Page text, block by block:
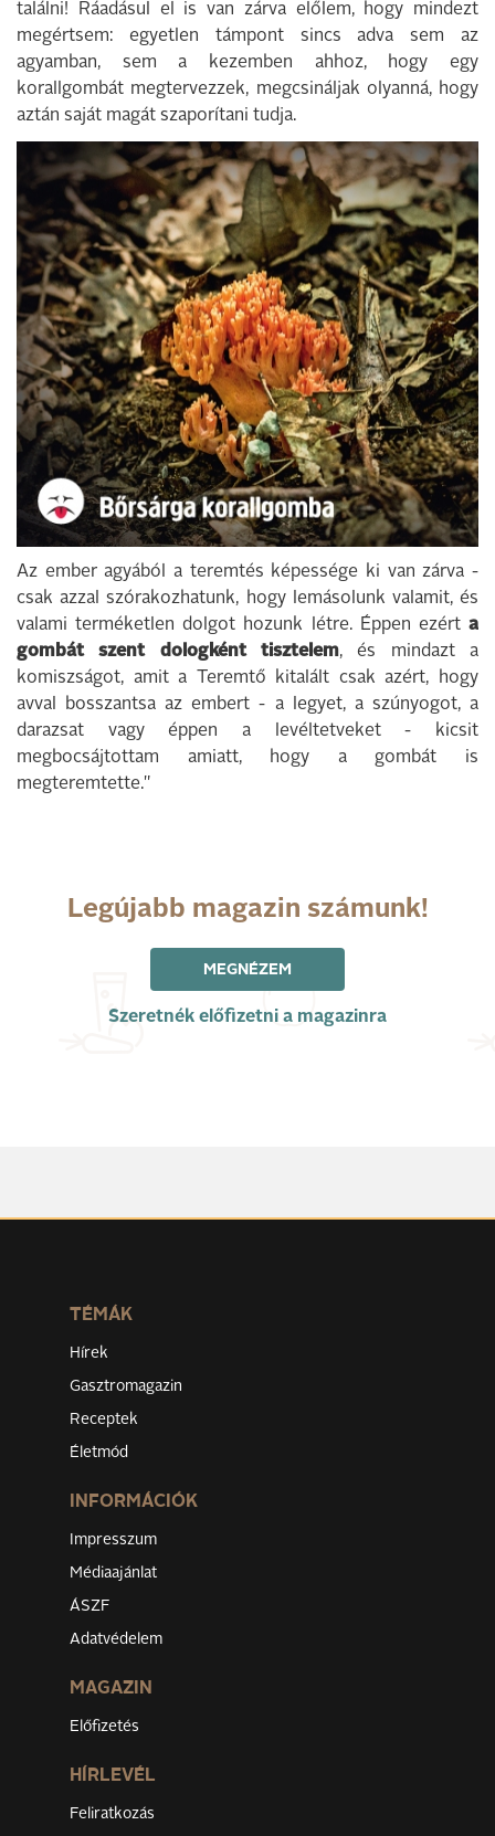
találni! Ráadásul el is van zárva előlem, hogy mindezt
megértsem: egyetlen támpont sincs adva sem az
agyamban, sem a kezemben ahhoz, hogy egy
korallgombát megtervezzek, megcsináljak olyanná, hogy
aztán saját magát szaporítani tudja.
Az ember agyából a teremtés képessége ki van zárva -
csak azzal szórakozhatunk, hogy lemásolunk valamit, és
valami terméketlen dolgot hozunk létre. Éppen ezért a
gombát szent dologként tisztelem, és mindazt a
komiszságot, amit a Teremtő kitalált csak azért, hogy
avval bosszantsa az embert - a legyet, a szúnyogot, a
darazsat vagy éppen a levéltetveket - kicsit
megbocsájtottam amiatt, hogy a gombát is
megteremtette."
Legújabb magazin számunk!
MEGNÉZEM
Szeretnék előfizetni a magazinra
TÉMÁK
Hírek
Gasztromagazin
Receptek
Életmód
INFORMÁCIÓK
Impresszum
Médiaajánlat
ÁSZF
Adatvédelem
MAGAZIN
Előfizetés
HÍRLEVÉL
Feliratkozás